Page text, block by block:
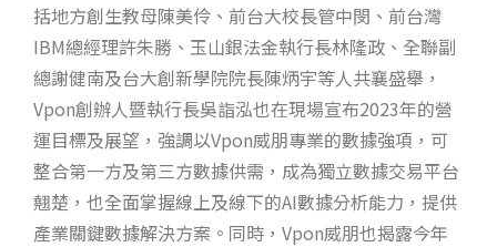
括地方創生教母陳美伶、前台大校長管中閔、前台灣
IBM總經理許朱勝、玉山銀法金執行長林隆政、全聯副
總謝健南及台大創新學院院長陳炳宇等人共襄盛舉，
Vpon創辦人暨執行長吳詣泓也在現場宣布2023年的營
運目標及展望，強調以Vpon威朋專業的數據強項，可
整合第一方及第三方數據供需，成為獨立數據交易平台
翹楚，也全面掌握線上及線下的AI數據分析能力，提供
產業關鍵數據解決方案。同時，Vpon威朋也揭露今年